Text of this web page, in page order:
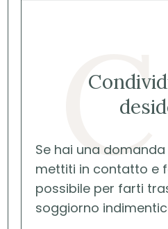
C
Se hai una
mettiti in contatto e
possibile per farti
soggiorno